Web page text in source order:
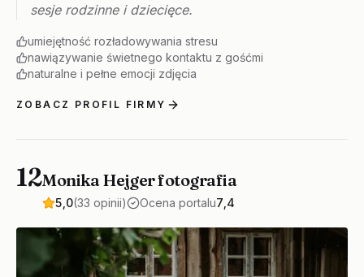
sesje rodzinne i dziecięce.
umiejętność rozładowywania stresu
nawiązywanie świetnego kontaktu z gośćmi
naturalne i pełne emocji zdjęcia
ZOBACZ PROFIL FIRMY
12Monika Hejger fotografia
5,0(33 opinii) Ocena portalu7,4